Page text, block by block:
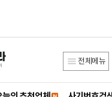
전체메뉴